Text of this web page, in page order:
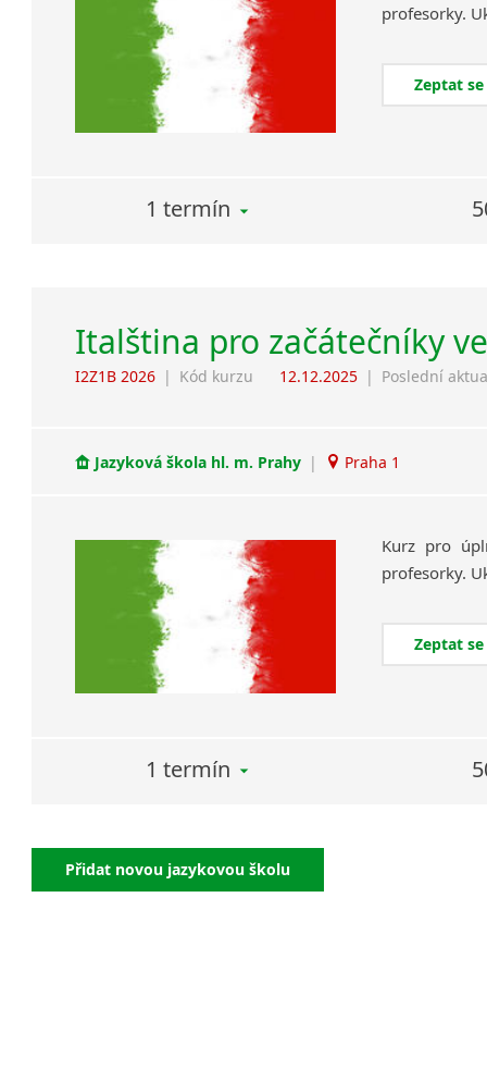
profesorky.
Zeptat
1 termín
Italština pro začátečníky
I2Z1B 2026 | Kód kurzu 12.12.2025 | Poslední
Jazyková škola hl. m. Prahy | Praha 1
Kurz pro
profesorky.
Zeptat
1 termín
Přidat novou jazykovou školu